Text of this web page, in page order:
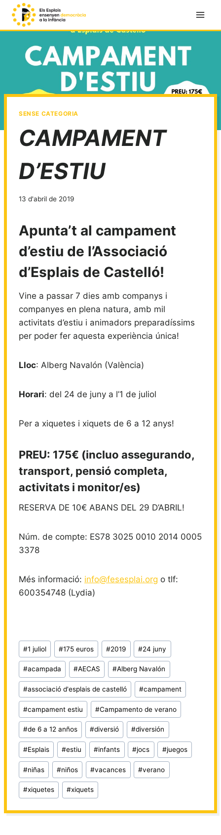
Vés
contingut
SENSE CATEGORIA
CAMPAMENT
D’ESTIU
13 d'abril de 2019
Apunta’t al campament
d’estiu de l’Associació
d’Esplais de Castelló!
Vine a passar 7 dies amb companys i
companyes en plena natura, amb mil
activitats d’estiu i animadors preparadíssims
per poder fer aquesta experiència única!
Lloc: Alberg Navalón (València)
Horari: del 24 de juny a l’1 de juliol
Per a xiquetes i xiquets de 6 a 12 anys!
PREU: 175€ (incluo assegurando,
transport, pensió completa,
activitats i monitor/es)
RESERVA DE 10€ ABANS DEL 29 D’ABRIL!
Núm. de compte: ES78 3025 0010 2014 0005
3378
Més informació: info@fesesplai.org o tlf:
600354748 (Lydia)
Etiquetes
d'entrada
#1 juliol #175 euros #2019 #24 juny
#acampada #AECAS #Alberg Navalón
#associació d'esplais de castelló #campament
#campament estiu #Campamento de verano
#de 6 a 12 anños #diversió #diversión
#Esplais #estiu #infants #jocs #juegos
#niñas #niños #vacances #verano
#xiquetes #xiquets